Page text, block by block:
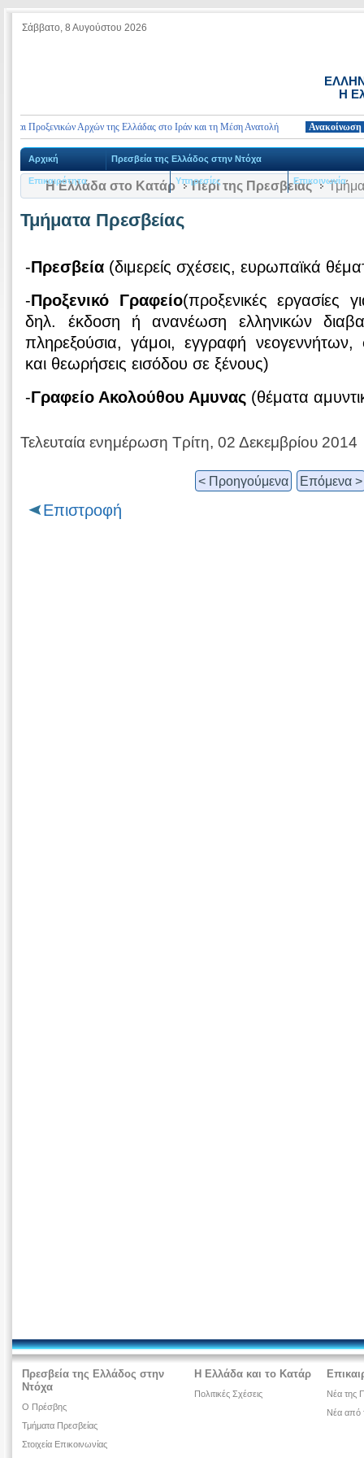
Σάββατο, 8 Αυγούστου 2026
Η
Προξενικών Αρχών της Ελλάδας στο Ιράν και τη Μέση Ανατολή Ανακοίνωση
Αρχική Πρεσβεία της Ελλάδος στην Ντόχα
Επικαιρότητα Υπηρεσίες Επικοινωνία
Η Ελλάδα στο Κατάρ Περί της Πρεσβείας
Τμήματα Πρεσβείας
-Πρεσβεία (διμερείς σχέσεις, ευρωπαϊκά
-Προξενικό Γραφείο(προξενικές εργασίες
δηλ. έκδοση ή ανανέωση ελληνικών
πληρεξούσια, γάμοι, εγγραφή
και θεωρήσεις εισόδου σε ξένους)
-Γραφείο Ακολούθου Αμυνας (θέματα
Τελευταία ενημέρωση Τρίτη, 02 Δεκεμβρίου 2014
< Προηγούμενα Επόμενα >
Επιστροφή
Πρεσβεία της Ελλάδος στην
Ντόχα
Ο Πρέσβης
Τμήματα Πρεσβείας
Στοιχεία Επικοινωνίας
Η Ελλάδα και το Κατάρ
Πολιτικές Σχέσεις
Νέα της
Νέα από